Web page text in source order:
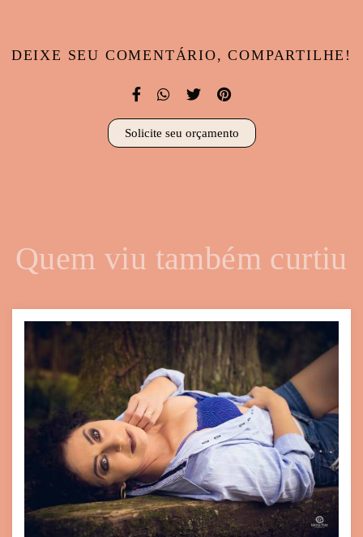
DEIXE SEU COMENTÁRIO, COMPARTILHE!
Solicite seu orçamento
Quem viu também curtiu